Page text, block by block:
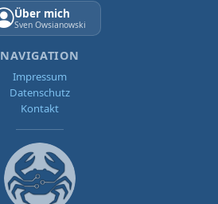
Über mich
Sven Owsianowski
NAVIGATION
Impressum
Datenschutz
Kontakt